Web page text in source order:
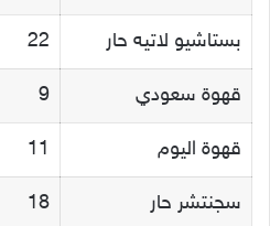
بستاشيو لاتيه حار 22
قهوة سعودي 9
قهوة اليوم 11
سجنتشر حار 18